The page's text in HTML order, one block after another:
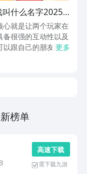
什么名字2025
就是让两个玩家在
很强的互动性以及
以跟自己的朋友或者
这种面对面的写作
更多
榜单
高 速 下 载
需下载九游